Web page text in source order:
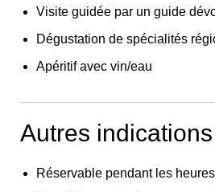
Visite guidée par un guide
Dégustation de spécialités
Apéritif avec vin/eau
Autres
Réservable pendant les